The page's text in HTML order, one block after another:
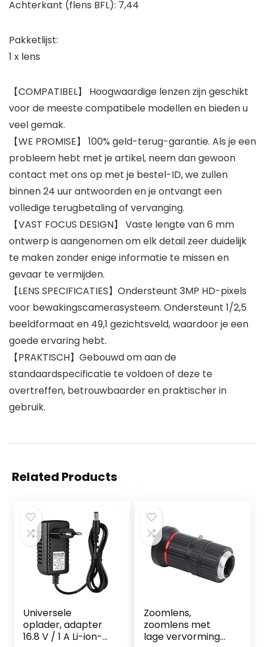
Achterkant (flens BFL): 7,44
Pakketlijst:
1 x lens
【COMPATIBEL】 Hoogwaardige lenzen zijn geschikt
voor de meeste compatibele modellen en bieden u
veel gemak.
【WE PROMISE】 100% geld-terug-garantie. Als je een
probleem hebt met je artikel, neem dan gewoon
contact met ons op met je bestel-ID, we zullen
binnen 24 uur antwoorden en je ontvangt een
volledige terugbetaling of vervanging.
【VAST FOCUS DESIGN】 Vaste lengte van 6 mm
ontwerp is aangenomen om elk detail zeer duidelijk
te maken zonder enige informatie te missen en
gevaar te vermijden.
【LENS SPECIFICATIES】Ondersteunt 3MP HD-pixels
voor bewakingscamerasysteem. Ondersteunt 1/2,5
beeldformaat en 49,1 gezichtsveld, waardoor je een
goede ervaring hebt.
【PRAKTISCH】Gebouwd om aan de
standaardspecificatie te voldoen of deze te
overtreffen, betrouwbaarder en praktischer in
gebruik.
Related Products
Universele
oplader, adapter
16.8 V / 1 A Li-ion-
Zoomlens,
zoomlens met
lage vervorming